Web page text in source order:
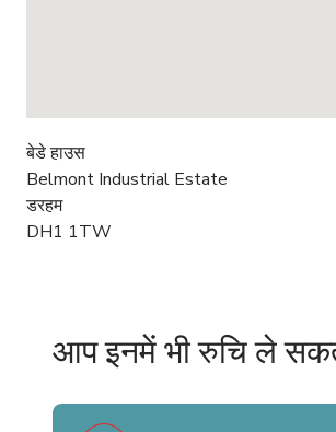
बेडे हाउस
Belmont Industrial Estate
डरहम
DH1 1TW
आप इनमें भी रुचि ले